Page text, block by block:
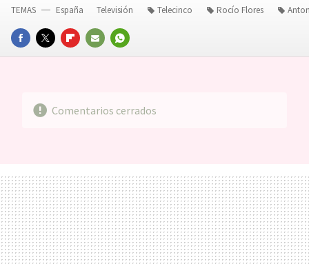
FACEBOOKTWITTERFLIPBOARD
E-
WHATSAPP
TEMAS España Televisión Telecinco Rocío Flores
Comentarios cerrados